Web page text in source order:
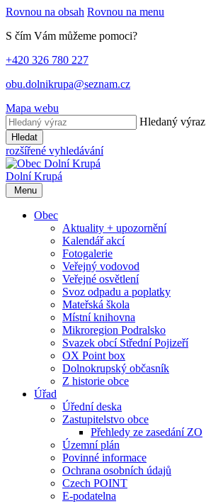
Rovnou na obsah Rovnou na menu
S čím Vám můžeme pomoci?
+420 326 780 227
obu.dolnikrupa@seznam.cz
Mapa webu
Hledaný výraz
Hledat
rozšířené vyhledávání
Dolní Krupá
Menu
Obec
Aktuality + upozornění
Kalendář akcí
Fotogalerie
Veřejný vodovod
Veřejné osvětlení
Svoz odpadu a poplatky
Mateřská škola
Místní knihovna
Mikroregion Podralsko
Svazek obcí Střední Pojizeří
OX Point box
Dolnokrupský občasník
Z historie obce
Úřad
Úřední deska
Zastupitelstvo obce
Přehledy ze zasedání ZO
Územní plán
Povinné informace
Ochrana osobních údajů
Czech POINT
E-podatelna